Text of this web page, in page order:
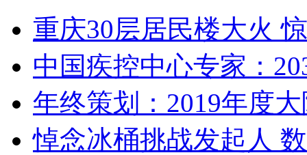
重庆30层居民楼大火
中国疾控中心专家：
年终策划：2019年度
悼念冰桶挑战发起人